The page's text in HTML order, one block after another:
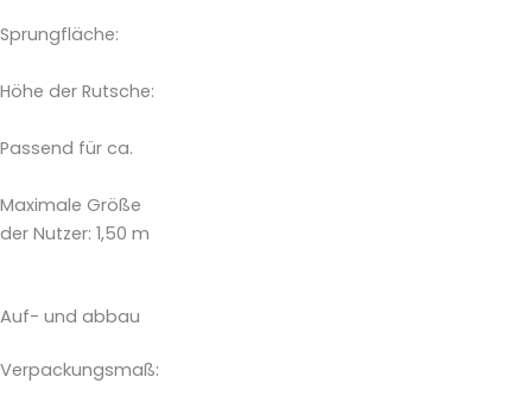
Sprungfläche:
Höhe der Rutsche:
Passend für ca.
Maximale Größe
der Nutzer: 1,50 m
Auf- und abbau
Verpackungsmaß: